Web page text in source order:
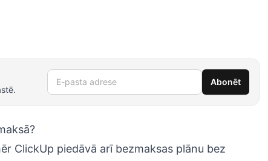
E-pasta adrese Abonēt
ClickUp piedāvā arī bezmaksas plānu bez